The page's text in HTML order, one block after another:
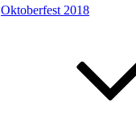
Oktoberfest 2018